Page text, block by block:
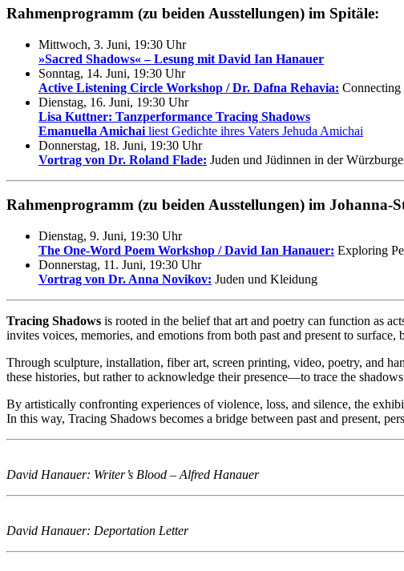
Rahmenprogramm (zu beiden Ausstellungen) im Spitäle:
Mittwoch, 3. Juni, 19:30 Uhr
»Sacred Shadows« – Lesung mit David Ian Hanauer
Sonntag, 14. Juni, 19:30 Uhr
Active Listening Circle Workshop / Dr. Dafna Rehavia: Connecting
Dienstag, 16. Juni, 19:30 Uhr
Lisa Kuttner: Tanzperformance Tracing Shadows
Emanuella Amichai liest Gedichte ihres Vaters Jehuda Amichai
Donnerstag, 18. Juni, 19:30 Uhr
Vortrag von Dr. Roland Flade: Juden und Jüdinnen in der
Rahmenprogramm (zu beiden Ausstellungen) im Johanna-
Dienstag, 9. Juni, 19:30 Uhr
The One-Word Poem Workshop / David Ian Hanauer: Exploring
Donnerstag, 11. Juni, 19:30 Uhr
Vortrag von Dr. Anna Novikov: Juden und Kleidung
Tracing Shadows is rooted in the belief that art and poetry can function as
invites voices, memories, and emotions from both past and present to surface,
Through sculpture, installation, fiber art, screen printing, video, poetry, and
these histories, but rather to acknowledge their presence—to trace the
By artistically confronting experiences of violence, loss, and silence, the
In this way, Tracing Shadows becomes a bridge between past and present,
David Hanauer: Writer’s Blood – Alfred Hanauer
David Hanauer: Deportation Letter